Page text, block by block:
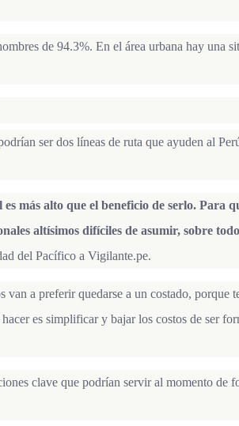
de 94.3%. En el área urbana hay una
ser dos líneas de ruta que ayuden al
más alto que el beneficio de serlo. Para
altísimos difíciles de asumir, sobre
del Pacífico a Vigilante.pe.
a preferir quedarse a un costado, porque
es simplificar y bajar los costos de ser
clave que podrían servir al momento de